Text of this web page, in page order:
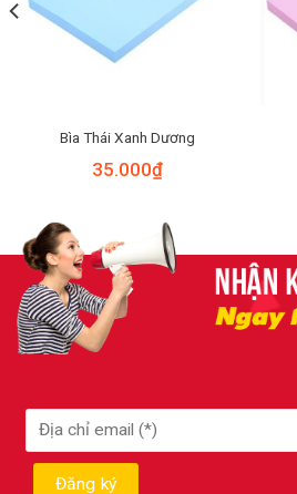
Bìa Thái Xanh Dương
35.000₫